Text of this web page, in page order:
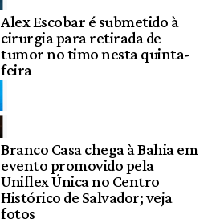
Alex Escobar é submetido à
cirurgia para retirada de
tumor no timo nesta quinta-
feira
Branco Casa chega à Bahia em
evento promovido pela
Uniflex Única no Centro
Histórico de Salvador; veja
fotos